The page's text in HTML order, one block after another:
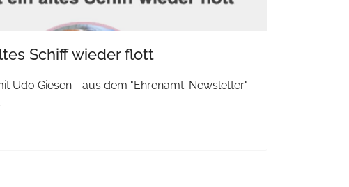
Schiff wieder flott
Udo Giesen - aus dem "Ehrenamt-Newsletter"